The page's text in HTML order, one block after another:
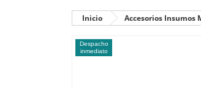
Inicio Accesorios Insumos
Despacho
inmediato